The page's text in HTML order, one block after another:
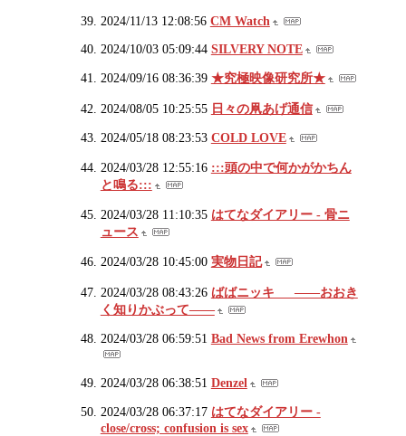
2024/11/13 12:08:56 CM Watch
2024/10/03 05:09:44 SILVERY NOTE
2024/09/16 08:36:39 ★究極映像研究所★
2024/08/05 10:25:55 日々の凧あげ通信
2024/05/18 08:23:53 COLD LOVE
2024/03/28 12:55:16 :::頭の中で何かがかちん
と鳴る:::
2024/03/28 11:10:35 はてなダイアリー - 骨ニ
ュース
2024/03/28 10:45:00 実物日記
2024/03/28 08:43:26 ばばニッキ ――おおき
く知りかぶって――
2024/03/28 06:59:51 Bad News from Erewhon
2024/03/28 06:38:51 Denzel
2024/03/28 06:37:17 はてなダイアリー -
close/cross; confusion is sex